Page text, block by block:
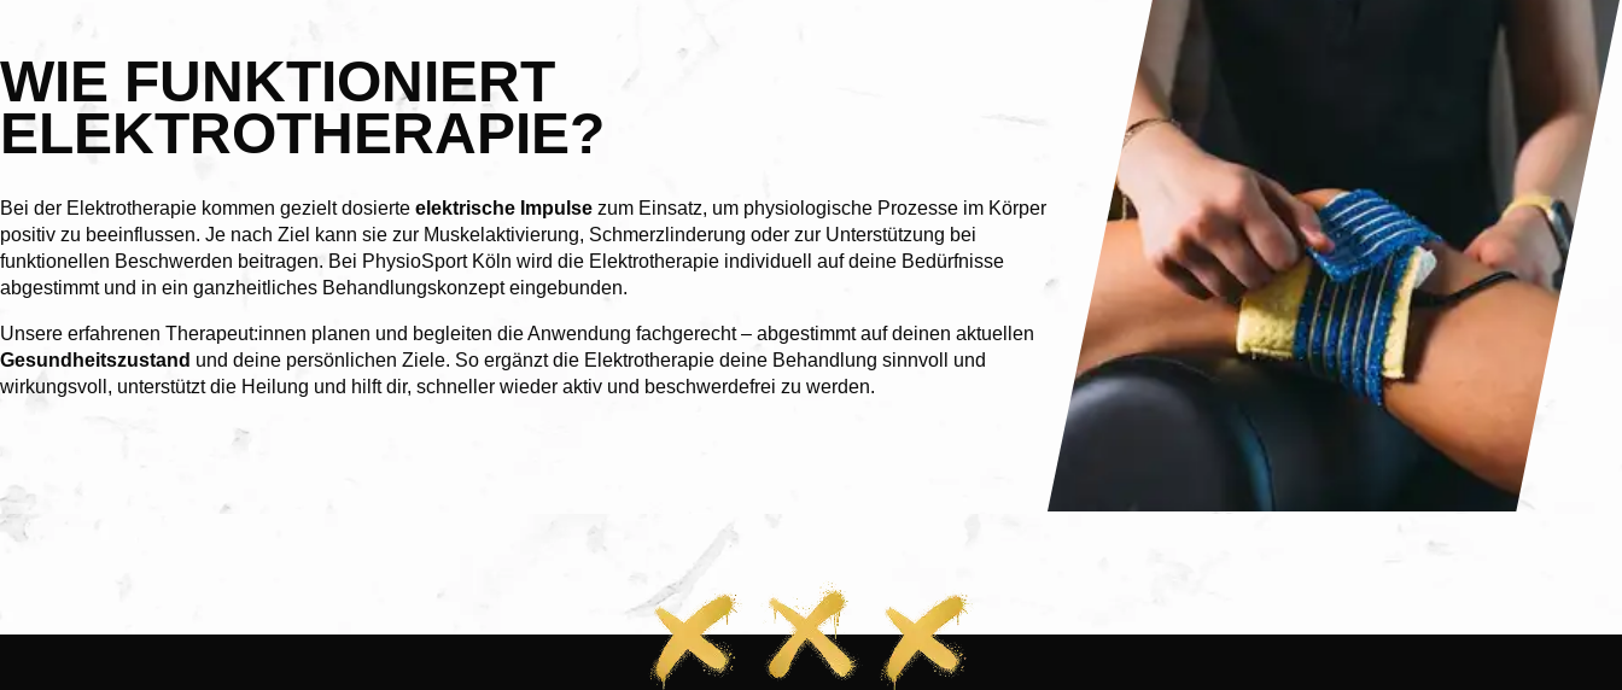
WIE FUNKTIONIERT
ELEKTROTHERAPIE?
Bei der Elektrotherapie kommen gezielt dosierte elektrische Impulse zum Einsatz, um physiologische Prozesse im Körper
positiv zu beeinflussen. Je nach Ziel kann sie zur Muskelaktivierung, Schmerzlinderung oder zur Unterstützung bei
funktionellen Beschwerden beitragen. Bei PhysioSport Köln wird die Elektrotherapie individuell auf deine Bedürfnisse
abgestimmt und in ein ganzheitliches Behandlungskonzept eingebunden.
Unsere erfahrenen Therapeut:innen planen und begleiten die Anwendung fachgerecht – abgestimmt auf deinen aktuellen
Gesundheitszustand und deine persönlichen Ziele. So ergänzt die Elektrotherapie deine Behandlung sinnvoll und
wirkungsvoll, unterstützt die Heilung und hilft dir, schneller wieder aktiv und beschwerdefrei zu werden.